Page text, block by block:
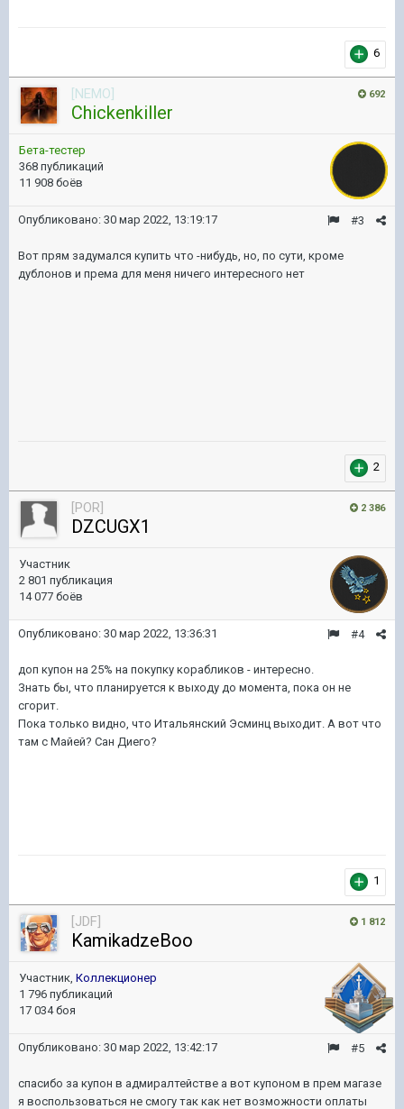
6
692
[NEMO]
Chickenkiller
Бета-тестер
368 публикаций
11 908 боёв
#3
Опубликовано: 30 мар 2022, 13:19:17
Вот прям задумался купить что -нибудь, но, по сути, кроме
дублонов и према для меня ничего интересного нет
2
2 386
[POR]
DZCUGX1
Участник
2 801 публикация
14 077 боёв
#4
Опубликовано: 30 мар 2022, 13:36:31
доп купон на 25% на покупку корабликов - интересно.
Знать бы, что планируется к выходу до момента, пока он не
сгорит.
Пока только видно, что Итальянский Эсминц выходит. А вот что
там с Майей? Сан Диего?
1
1 812
[JDF]
KamikadzeBoo
Участник, Коллекционер
1 796 публикаций
17 034 боя
#5
Опубликовано: 30 мар 2022, 13:42:17
спасибо за купон в адмиралтействе а вот купоном в прем магазе
я воспользоваться не смогу так как нет возможности оплаты